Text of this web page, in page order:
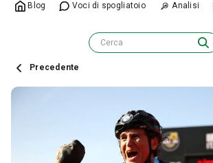
Blog Voci di spogliatoio Analisi
Precedente